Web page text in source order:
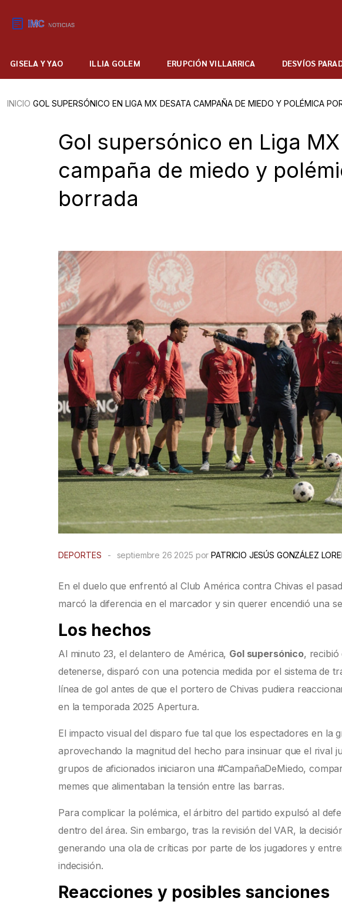
GISELA Y YAO ILLIA GOLEM ERUPCIÓN VILLARRICA DESVÍOS
INICIO GOL SUPERSÓNICO EN LIGA MX DESATA CAMPAÑA DE MIEDO Y POLÉMICA
Gol supersónico en Liga
campaña de miedo y
borrada
DEPORTES - septiembre 26 2025 por PATRICIO JESÚS GONZÁLEZ
En el duelo que enfrentó al Club América contra Chivas el
marcó la diferencia en el marcador y sin querer encendió una
Los hechos
Al minuto 23, el delantero de América, Gol supersónico, recibió
detenerse, disparó con una potencia medida por el sistema de
línea de gol antes de que el portero de Chivas pudiera
en la temporada 2025 Apertura.
El impacto visual del disparo fue tal que los espectadores en la
aprovechando la magnitud del hecho para insinuar que el rival
grupos de aficionados iniciaron una #CampañaDeMiedo,
memes que alimentaban la tensión entre las barras.
Para complicar la polémica, el árbitro del partido expulsó al
dentro del área. Sin embargo, tras la revisión del VAR, la
generando una ola de críticas por parte de los jugadores y
indecisión.
Reacciones y posibles sanciones